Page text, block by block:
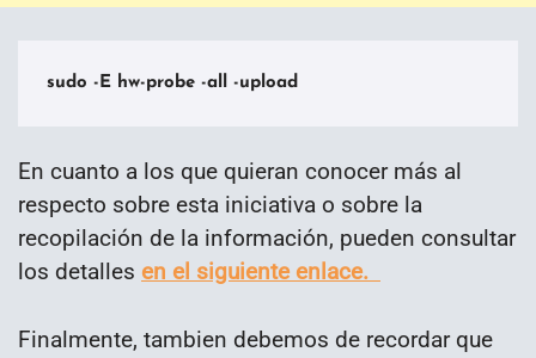
sudo -E hw-probe -all -upload
En cuanto a los que quieran conocer más al
respecto sobre esta iniciativa o sobre la
recopilación de la información, pueden consultar
los detalles en el siguiente enlace.
Finalmente, tambien debemos de recordar que